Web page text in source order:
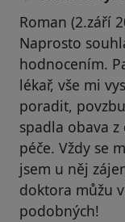
Roman (2.září
Naprosto
hodnocením.
lékař, vše mi
poradit,
spadla obava
péče. Vždy se
jsem u něj
doktora můžu
podobných!